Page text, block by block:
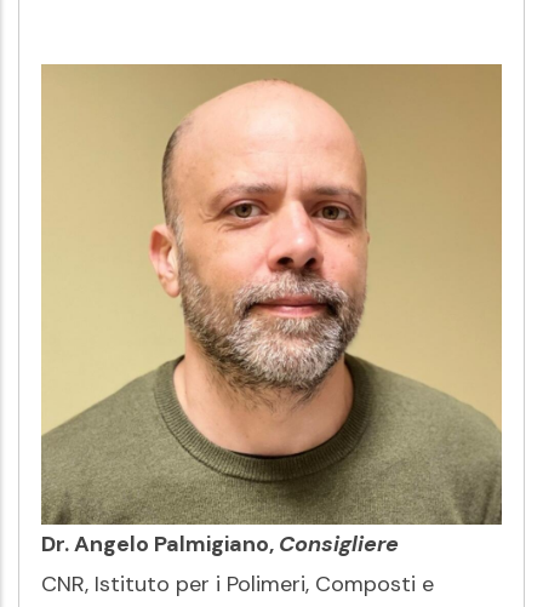
Dr. Angelo Palmigiano, Consigliere
CNR, Istituto per i Polimeri, Composti e